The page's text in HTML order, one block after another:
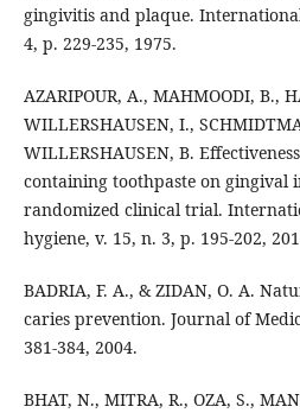
gingivitis and plaque.
4, p. 229-235, 1975.
AZARIPOUR, A., MAHMOODI, B.,
WILLERSHAUSEN, I.,
WILLERSHAUSEN, B.
containing toothpaste on gingival
randomized clinical trial.
hygiene, v. 15, n. 3, p. 195-202,
BADRIA, F. A., & ZIDAN, O. A.
caries prevention. Journal of
381-384, 2004.
BHAT, N., MITRA, R., OZA, S.,